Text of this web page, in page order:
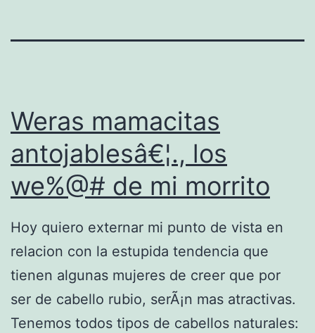
Weras mamacitas
antojablesâ€¦., los
we%@# de mi morrito
Hoy quiero externar mi punto de vista en
relacion con la estupida tendencia que
tienen algunas mujeres de creer que por
ser de cabello rubio, serÃ¡n mas atractivas.
Tenemos todos tipos de cabellos naturales: